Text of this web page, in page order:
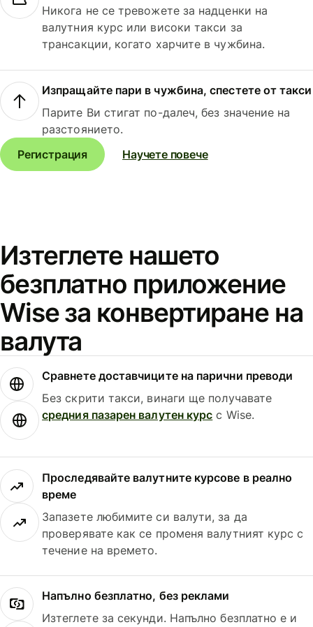
Никога не се тревожете за надценки на
валутния курс или високи такси за
трансакции, когато харчите в чужбина.
Изпращайте пари в чужбина, спестете от такси
Парите Ви стигат по-далеч, без значение на
разстоянието.
Регистрация
Научете повече
Изтеглете нашето
безплатно приложение
Wise за конвертиране на
валута
Сравнете доставчиците на парични преводи
Без скрити такси, винаги ще получавате
средния пазарен валутен курс с Wise.
Проследявайте валутните курсове в реално
време
Запазете любимите си валути, за да
проверявате как се променя валутният курс с
течение на времето.
Напълно безплатно, без реклами
Изтеглете за секунди. Напълно безплатно е и